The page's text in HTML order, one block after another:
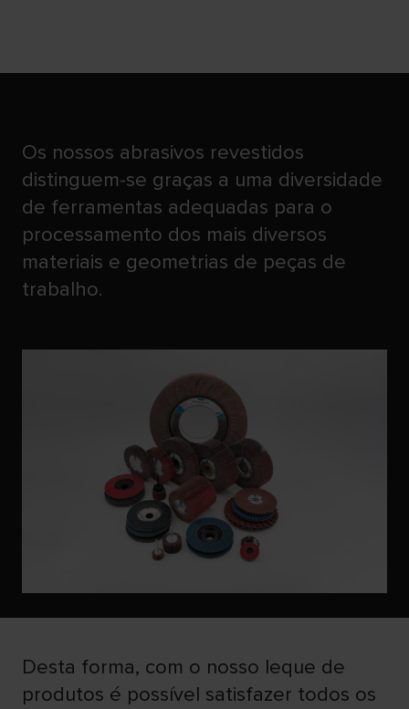
Os nossos abrasivos revestidos
distinguem-se graças a uma diversidade
de ferramentas adequadas para o
processamento dos mais diversos
materiais e geometrias de peças de
trabalho.
Desta forma, com o nosso leque de
produtos é possível satisfazer todos os